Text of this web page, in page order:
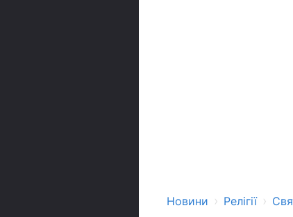
Новини › Релігії ›